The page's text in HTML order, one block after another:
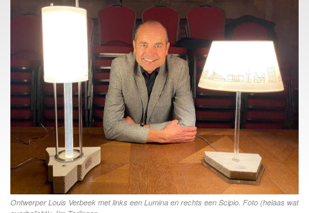
Ontwerper Louis Verbeek met links een Lumina en rechts een Scipio. Foto (helaas wat